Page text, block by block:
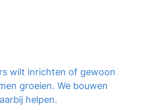
wilt inrichten of gewoon
groeien. We bouwen
helpen.